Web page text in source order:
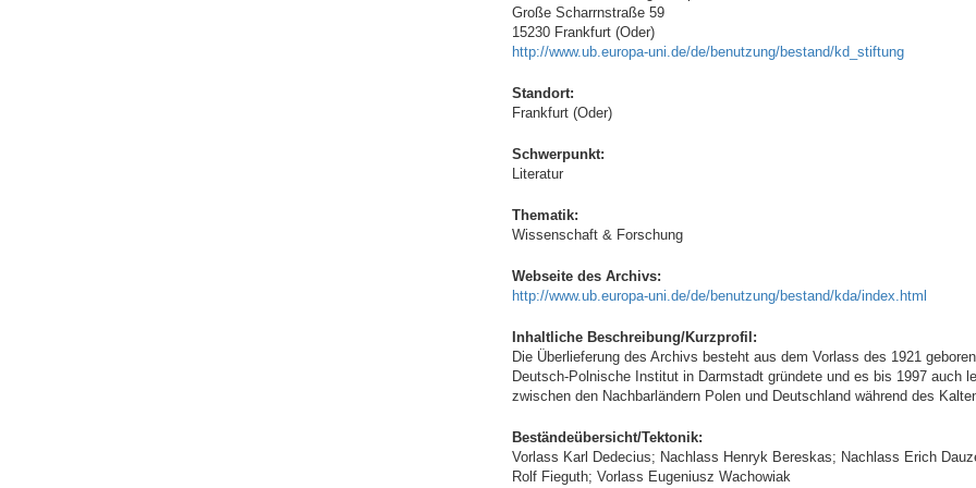
Große Scharrnstraße 59
15230 Frankfurt (Oder)
http://www.ub.europa-uni.de/de/benutzung/bestand/kd_stiftung
Standort:
Frankfurt (Oder)
Schwerpunkt:
Literatur
Thematik:
Wissenschaft & Forschung
Webseite des Archivs:
http://www.ub.europa-uni.de/de/benutzung/bestand/kda/index.html
Inhaltliche Beschreibung/Kurzprofil:
Die Überlieferung des Archivs besteht aus dem Vorlass des 1921
Deutsch-Polnische Institut in Darmstadt gründete und es bis 1997 auch
zwischen den Nachbarländern Polen und Deutschland während des
Beständeübersicht/Tektonik:
Vorlass Karl Dedecius; Nachlass Henryk Bereskas; Nachlass Erich
Rolf Fieguth; Vorlass Eugeniusz Wachowiak